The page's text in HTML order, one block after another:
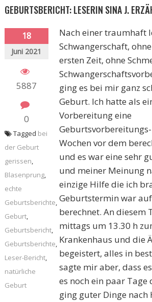
GEBURTSBERICHT: LESERIN SINA J.
18
Juni 2021
5887
0
Nach einer traumhaft
Schwangerschaft,
ersten Zeit, ohne
ging es bei mir ganz
Geburt. Ich hatte als
Vorbereitung eine
Wochen vor dem
und es war eine sehr
und meiner Meinung
einzige Hilfe die ich
Geburtstermin war
berechnet. An diesem
mittags um 13.30 h
Krankenhaus und die
begeistert, alles in
sagte mir aber, dass
es noch ein paar
ging guter Dinge nach
Tagged bei
der Geburt
gerissen,
Blasenprung,
echte
Geburtsberichte,
Geburt,
Geburtsbericht,
Geburtsberichte,
Leser-Bericht,
natürliche
Geburt